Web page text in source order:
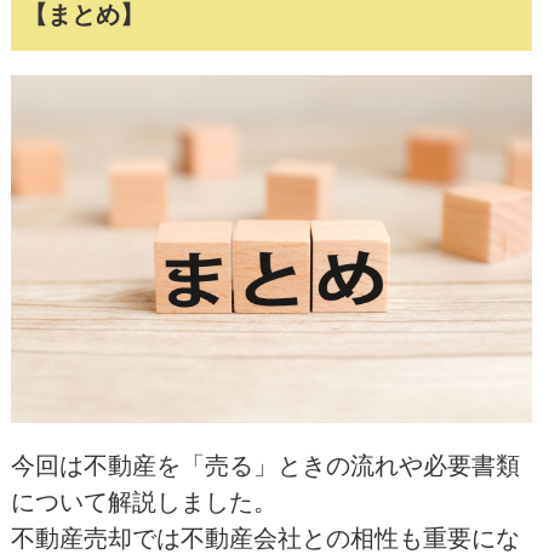
【まとめ】
今回は不動産を「売る」ときの流れや必要書類
について解説しました。
不動産売却では不動産会社との相性も重要にな